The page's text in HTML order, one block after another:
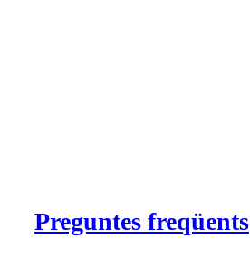
Preguntes freqüents